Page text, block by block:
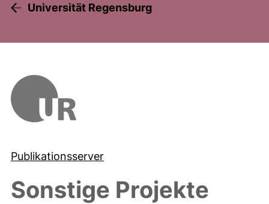
Universität Regensburg
Publikationsserver
Sonstige Projekte